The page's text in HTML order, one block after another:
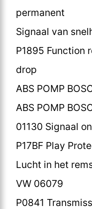
permanent
Signaal van
P1895 Function
drop
ABS POMP
ABS POMP
01130 Signaal
P17BF Play
Lucht in het
VW 06079
P0841